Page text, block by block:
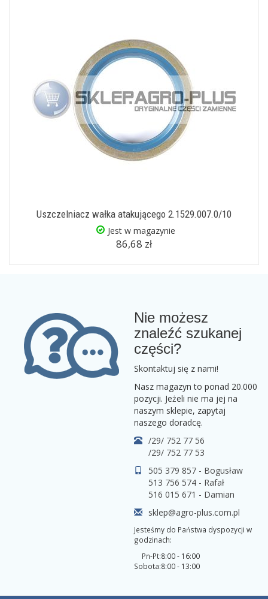
Uszczelniacz wałka atakującego 2.1529.007.0/10
Jest w magazynie
86,68 zł
Nie możesz
znaleźć szukanej
części?
Skontaktuj się z nami!
Nasz magazyn to ponad 20.000
pozycji. Jeżeli nie ma jej na
naszym sklepie, zapytaj
naszego doradcę.
/29/ 752 77 56
/29/ 752 77 53
505 379 857 - Bogusław
513 756 574 - Rafał
516 015 671 - Damian
sklep@agro-plus.com.pl
Jesteśmy do Państwa dyspozycji w
godzinach:
Pn-Pt:
Sobota:
8:00 - 16:00
8:00 - 13:00